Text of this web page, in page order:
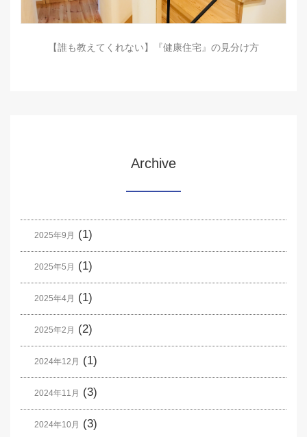
【誰も教えてくれない】『健康住宅』の見分け方
Archive
2025年9月 (1)
2025年5月 (1)
2025年4月 (1)
2025年2月 (2)
2024年12月 (1)
2024年11月 (3)
2024年10月 (3)